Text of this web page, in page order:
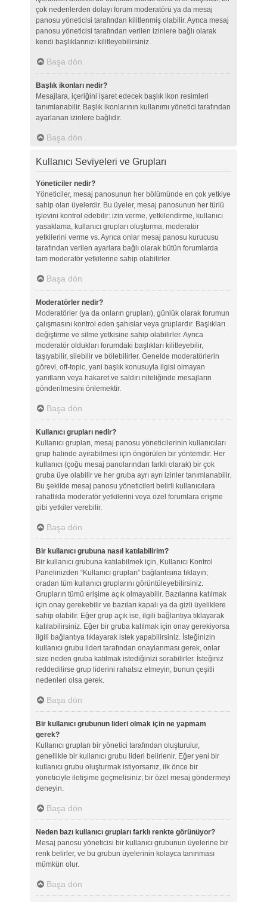
çok nedenlerden dolayı forum moderatörü ya da mesaj
panosu yöneticisi tarafından kilitlenmiş olabilir. Ayrıca mesaj
panosu yöneticisi tarafından verilen izinlere bağlı olarak
kendi başlıklarınızı kilitleyebilirsiniz.
Başa dön
Başlık ikonları nedir?
Mesajlara, içeriğini işaret edecek başlık ikon resimleri
tanımlanabilir. Başlık ikonlarının kullanımı yönetici tarafından
ayarlanan izinlere bağlıdır.
Başa dön
Kullanıcı Seviyeleri ve Grupları
Yöneticiler nedir?
Yöneticiler, mesaj panosunun her bölümünde en çok yetkiye
sahip olan üyelerdir. Bu üyeler, mesaj panosunun her türlü
işlevini kontrol edebilir: izin verme, yetkilendirme, kullanıcı
yasaklama, kullanıcı grupları oluşturma, moderatör
yetkilerini verme vs. Ayrıca onlar mesaj panosu kurucusu
tarafından verilen ayarlara bağlı olarak bütün forumlarda
tam moderatör yetkilerine sahip olabilirler.
Başa dön
Moderatörler nedir?
Moderatörler (ya da onların grupları), günlük olarak forumun
çalışmasını kontrol eden şahıslar veya gruplardır. Başlıkları
değiştirme ve silme yetkisine sahip olabilirler. Ayrıca
moderatör oldukları forumdaki başlıkları kilitleyebilir,
taşıyabilir, silebilir ve bölebilirler. Genelde moderatörlerin
görevi, off-topic, yani başlık konusuyla ilgisi olmayan
yanıtların veya hakaret ve saldırı niteliğinde mesajların
gönderilmesini önlemektir.
Başa dön
Kullanıcı grupları nedir?
Kullanıcı grupları, mesaj panosu yöneticilerinin kullanıcıları
grup halinde ayırabilmesi için öngörülen bir yöntemdir. Her
kullanıcı (çoğu mesaj panolarından farklı olarak) bir çok
gruba üye olabilir ve her gruba ayrı ayrı izinler tanımlanabilir.
Bu şekilde mesaj panosu yöneticileri belirli kullanıcılara
rahatlıkla moderatör yetkilerini veya özel forumlara erişme
gibi yetkiler verebilir.
Başa dön
Bir kullanıcı grubuna nasıl katılabilirim?
Bir kullanıcı grubuna katılabilmek için, Kullanıcı Kontrol
Panelinizden “Kullanıcı grupları” bağlantısına tıklayın;
oradan tüm kullanıcı gruplarını görüntüleyebilirsiniz.
Grupların tümü erişime açık olmayabilir. Bazılarına katılmak
için onay gerekebilir ve bazıları kapalı ya da gizli üyeliklere
sahip olabilir. Eğer grup açık ise, ilgili bağlantıya tıklayarak
katılabilirsiniz. Eğer bir gruba katılmak için onay gerekiyorsa
ilgili bağlantıya tıklayarak istek yapabilirsiniz. İsteğinizin
kullanıcı grubu lideri tarafından onaylanması gerek, onlar
size neden gruba katılmak istediğinizi sorabilirler. İsteğiniz
reddedilirse grup liderini rahatsız etmeyin; bunun çeşitli
nedenleri olsa gerek.
Başa dön
Bir kullanıcı grubunun lideri olmak için ne yapmam
gerek?
Kullanıcı grupları bir yönetici tarafından oluşturulur,
genellikle bir kullanıcı grubu lideri belirlenir. Eğer yeni bir
kullanıcı grubu oluşturmak istiyorsanız, ilk önce bir
yöneticiyle iletişime geçmelisiniz; bir özel mesaj göndermeyi
deneyin.
Başa dön
Neden bazı kullanıcı grupları farklı renkte görünüyor?
Mesaj panosu yöneticisi bir kullanıcı grubunun üyelerine bir
renk belirler, ve bu grubun üyelerinin kolayca tanınması
mümkün olur.
Başa dön